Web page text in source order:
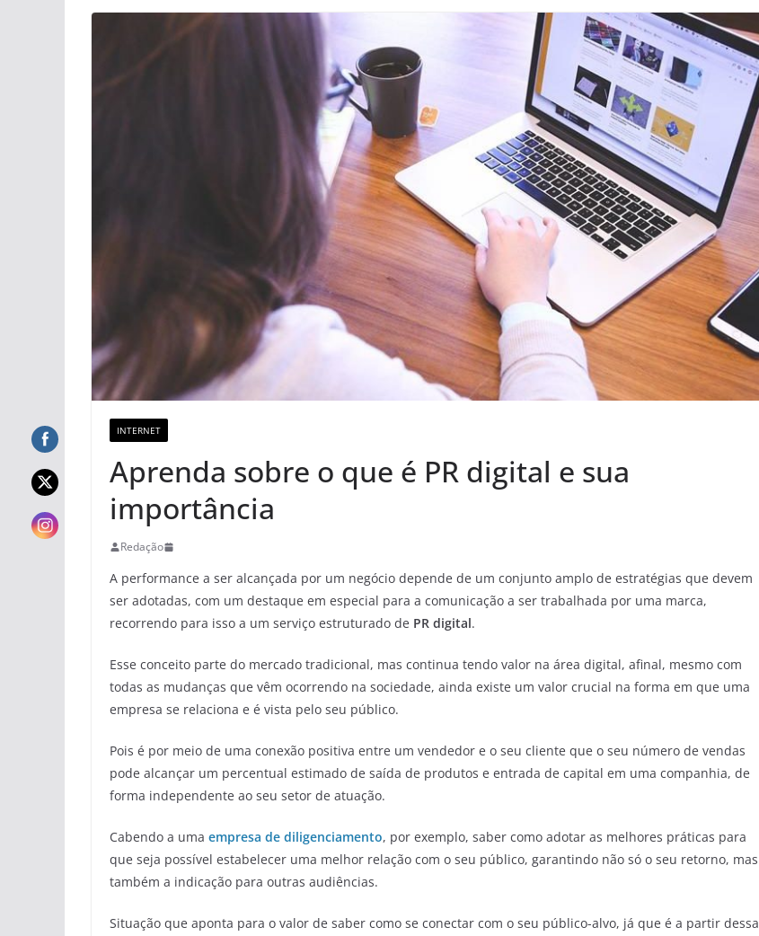
INTERNET
Aprenda sobre o que é PR digital e sua
importância
Redação
A performance a ser alcançada por um negócio depende de um conjunto amplo de estratégias que devem
ser adotadas, com um destaque em especial para a comunicação a ser trabalhada por uma marca,
recorrendo para isso a um serviço estruturado de PR digital.
Esse conceito parte do mercado tradicional, mas continua tendo valor na área digital, afinal, mesmo com
todas as mudanças que vêm ocorrendo na sociedade, ainda existe um valor crucial na forma em que uma
empresa se relaciona e é vista pelo seu público.
Pois é por meio de uma conexão positiva entre um vendedor e o seu cliente que o seu número de vendas
pode alcançar um percentual estimado de saída de produtos e entrada de capital em uma companhia, de
forma independente ao seu setor de atuação.
Cabendo a uma empresa de diligenciamento, por exemplo, saber como adotar as melhores práticas para
que seja possível estabelecer uma melhor relação com o seu público, garantindo não só o seu retorno, mas
também a indicação para outras audiências.
Situação que aponta para o valor de saber como se conectar com o seu público-alvo, já que é a partir dessa